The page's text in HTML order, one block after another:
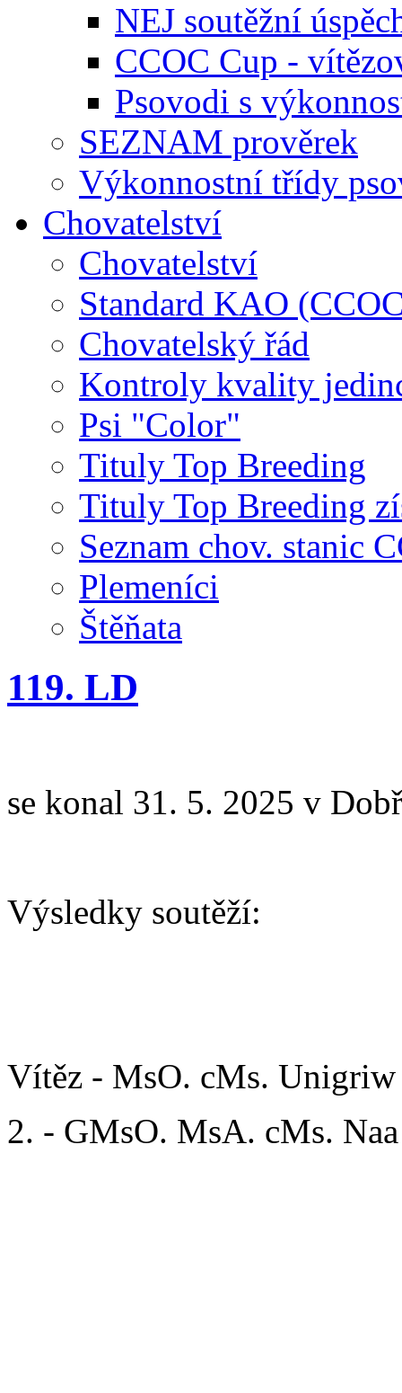
NEJ soutěžní
CCOC Cup -
Psovodi s
SEZNAM prověrek
Výkonnostní třídy
Chovatelství
Chovatelství
Standard KAO
Chovatelský řád
Kontroly kvality
Psi "Color"
Tituly Top Breeding
Tituly Top Breeding
Seznam chov. stanic
Plemeníci
Štěňata
119. LD
se konal 31. 5. 2025 v
Výsledky soutěží:
Vítěz - MsO. cMs.
2. - GMsO. MsA. cMs.